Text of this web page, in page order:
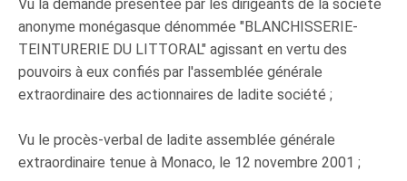
Vu la demande présentée par les dirigeants de la société
anonyme monégasque dénommée "BLANCHISSERIE-
TEINTURERIE DU LITTORAL" agissant en vertu des
pouvoirs à eux confiés par l'assemblée générale
extraordinaire des actionnaires de ladite société ;
Vu le procès-verbal de ladite assemblée générale
extraordinaire tenue à Monaco, le 12 novembre 2001 ;